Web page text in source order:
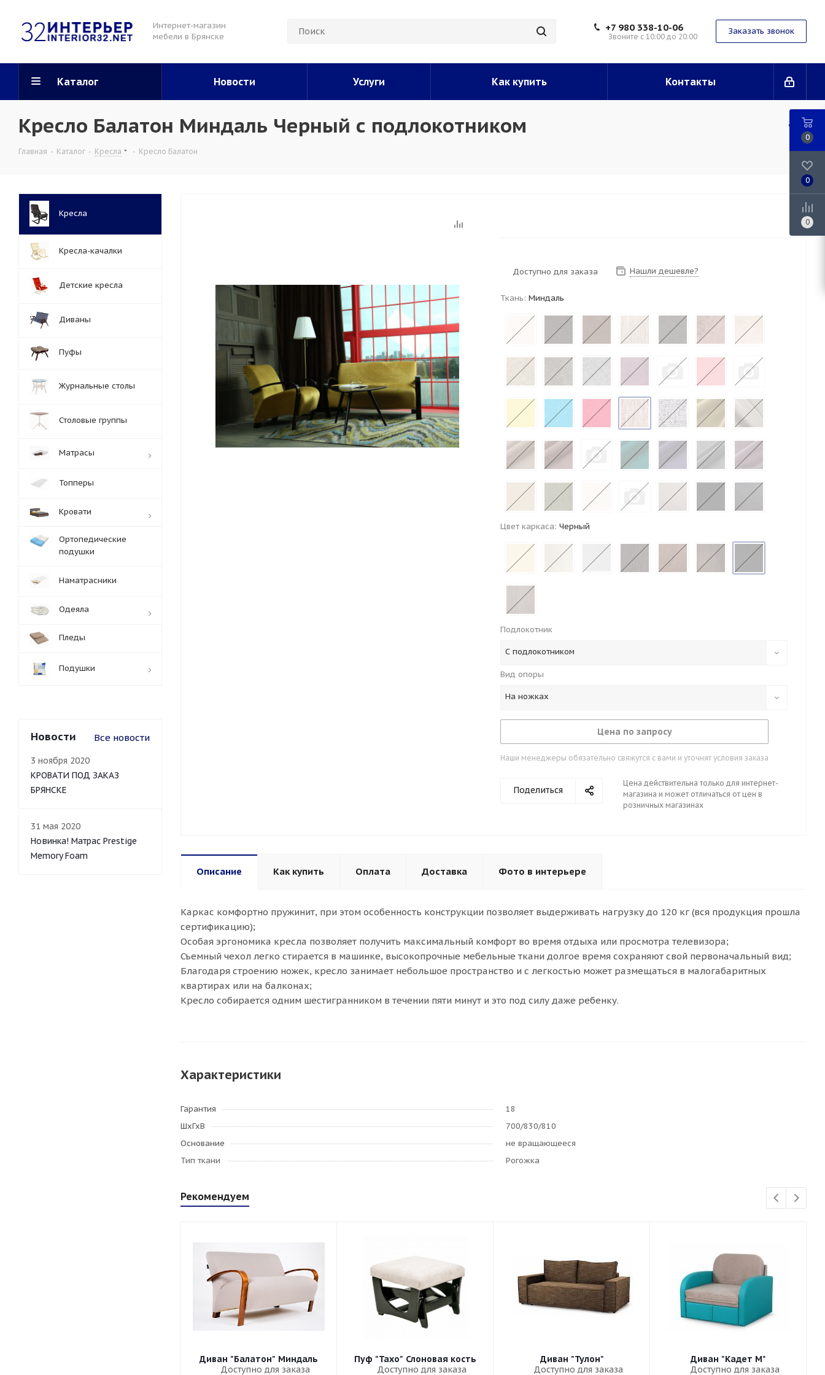
Интернет-магазин
мебели в Брянске
+7 980 338-10-06
Звоните с 10:00 до 20:00
Заказать звонок
Каталог Новости Услуги Как купить Контакты
Кресло Балатон Миндаль Черный с подлокотником
Главная - Каталог - Кресла - Кресло Балатон
Доступно для заказа Нашли дешевле?
Ткань: Миндаль
Цвет каркаса: Черный
Подлокотник
С подлокотником
Вид опоры
На ножках
Цена по запросу
Наши менеджеры обязательно свяжутся с вами и уточнят условия заказа
Поделиться
Цена действительна только для интернет-
магазина и может отличаться от цен в
розничных магазинах
Описание Как купить Оплата Доставка Фото в интерьере
Каркас комфортно пружинит, при этом особенность конструкции позволяет выдерживать нагрузку до 120 кг (вся продукция прошла
сертификацию);
Особая эргономика кресла позволяет получить максимальный комфорт во время отдыха или просмотра телевизора;
Съемный чехол легко стирается в машинке, высокопрочные мебельные ткани долгое время сохраняют свой первоначальный вид;
Благодаря строению ножек, кресло занимает небольшое пространство и с легкостью может размещаться в малогабаритных
квартирах или на балконах;
Кресло собирается одним шестигранником в течении пяти минут и это под силу даже ребенку.
Характеристики
Гарантия
18
ШхГхВ
700/830/810
Основание
не вращающееся
Тип ткани
Рогожка
Рекомендуем
Диван "Балатон" Миндаль
Доступно для заказа
Пуф "Тахо" Слоновая кость
Доступно для заказа
Диван "Тулон"
Доступно для заказа
Диван "Кадет М"
Доступно для заказа
Кресла
Кресла-качалки
Детские кресла
Диваны
Пуфы
Журнальные столы
Столовые группы
Матрасы
Топперы
Кровати
Ортопедические
подушки
Наматрасники
Одеяла
Пледы
Подушки
Новости Все новости
3 ноября 2020
КРОВАТИ ПОД ЗАКАЗ
БРЯНСКЕ
31 мая 2020
Новинка! Матрас Prestige
Memory Foam
0
0
0